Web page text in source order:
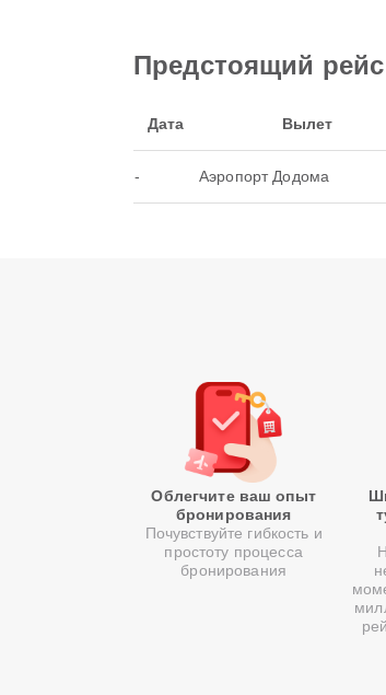
Предстоящий рейс
Дата Вылет
- Аэропорт Додома
Облегчите ваш опыт
бронирования
Почувствуйте гибкость и
простоту процесса
бронирования